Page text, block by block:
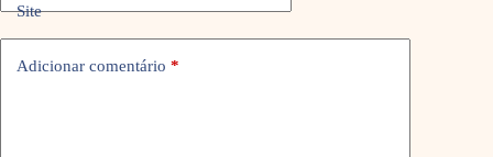
Site
Adicionar comentário *